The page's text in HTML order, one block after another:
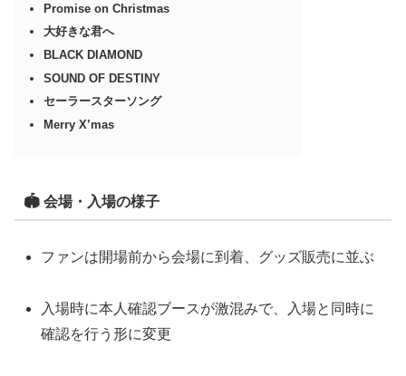
Promise on Christmas
大好きな君へ
BLACK DIAMOND
SOUND OF DESTINY
セーラースターソング
Merry X’mas
🏟 会場・入場の様子
ファンは開場前から会場に到着、グッズ販売に並ぶ
入場時に本人確認ブースが激混みで、入場と同時に
確認を行う形に変更